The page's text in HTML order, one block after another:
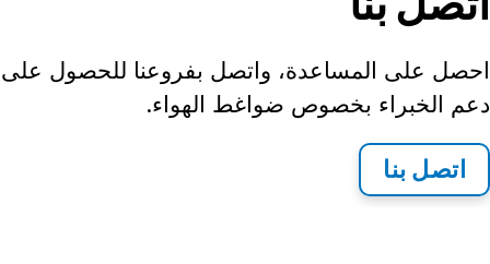
احصل على المساعدة، واتصل بفروعنا للحصول على
دعم الخبراء بخصوص ضواغط الهواء.
اتصل بنا